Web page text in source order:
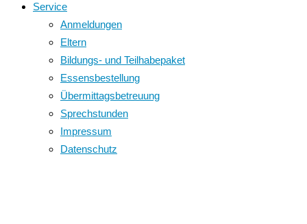
Service
Anmeldungen
Eltern
Bildungs- und Teilhabepaket
Essensbestellung
Übermittagsbetreuung
Sprechstunden
Impressum
Datenschutz